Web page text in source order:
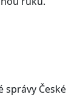
správy České